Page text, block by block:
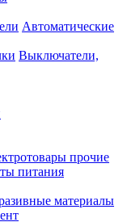
Автоматические
Выключатели,
прочие
питания
материалы